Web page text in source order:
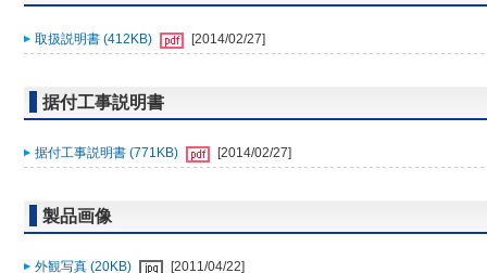
取扱説明書 (412KB) [2014/02/27]
据付工事説明書
据付工事説明書 (771KB) [2014/02/27]
製品画像
外観写真 (20KB) [2011/04/22]